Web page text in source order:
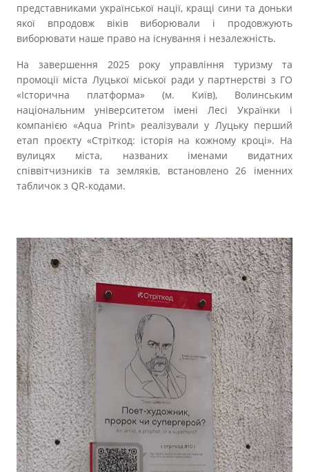
представниками української нації, кращі сини та доньки
якої впродовж віків виборювали і продовжують
виборювати наше право на існування і незалежність.
На завершення 2025 року управління туризму та
промоції міста Луцької міської ради у партнерстві з ГО
«Історична платформа» (м. Київ), Волинським
національним університетом імені Лесі Українки і
компанією «Aqua Print» реалізували у Луцьку перший
етап проєкту «Стріткод: історія на кожному кроці». На
вулицях міста, названих іменами видатних
співвітчизників та земляків, встановлено 26 іменних
табличок з QR-кодами.